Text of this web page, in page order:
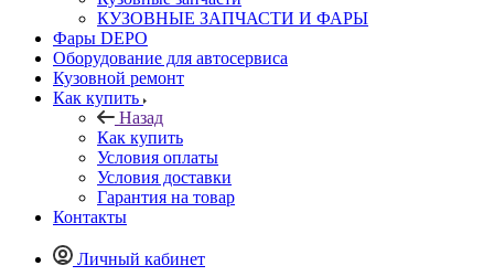
КУЗОВНЫЕ ЗАПЧАСТИ И ФАРЫ
Фары DEPO
Оборудование для автосервиса
Кузовной ремонт
Как купить
Назад
Как купить
Условия оплаты
Условия доставки
Гарантия на товар
Контакты
Личный кабинет